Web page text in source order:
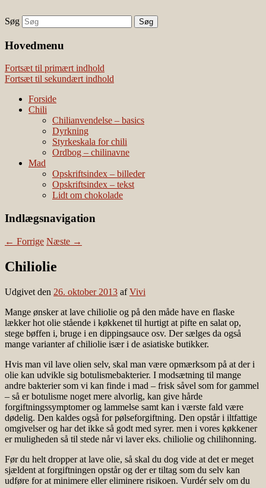
Наши партнеры
лучшие займы
Vivis chili
chili – dyrkning og mad
Søg
Hovedmenu
Fortsæt til primært indhold
Fortsæt til sekundært indhold
Forside
Chili
Chilianvendelse – basics
Dyrkning
Styrkeskala for chili
Ordbog – chilinavne
Mad
Opskriftsindex – billeder
Opskriftsindex – tekst
Lidt om chokolade
Indlægsnavigation
← Forrige Næste →
Chiliolie
Udgivet den 26. oktober 2013 afVivi
Mange ønsker at lave chiliolie og på den måde have en flaske
lækker hot olie stående i køkkenet til hurtigt at pifte en salat op,
stege bøffen i, bruge i en dippingsauce osv. Der sælges da også
mange varianter af chiliolie især i de asiatiske butikker.
Hvis man vil lave olien selv, skal man være opmærksom på at der i
olie kan udvikle sig botulismebakterier. I modsætning til mange
andre bakterier som vi kan finde i mad – frisk såvel som for gammel
– så er botulisme noget mere alvorlig, kan give hårde
forgiftningssymptomer og lammelse samt kan i værste fald være
dødelig. Den kaldes også for pølseforgiftning. Den opstår i iltfattige
omgivelser og har det ikke så godt med syrer. men i vores køkkener
er muligheden så til stede når vi laver eks. chiliolie og chilihonning.
Før du helt dropper at lave olie, så skal du dog vide at det er meget
sjældent at forgiftningen opstår og der er tiltag som du selv kan
udføre for at minimere eller eliminere risikoen. Vurdér selv om du